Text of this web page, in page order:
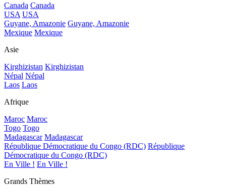
Canada Canada
USA USA
Guyane, Amazonie Guyane, Amazonie
Mexique Mexique
Asie
Kirghizistan Kirghizistan
Népal Népal
Laos Laos
Afrique
Maroc Maroc
Togo Togo
Madagascar Madagascar
République Démocratique du Congo (RDC) République
Démocratique du Congo (RDC)
En Ville ! En Ville !
Grands Thèmes